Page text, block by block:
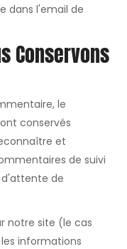
dans l'email de
Conservons
le
conservés
et
de suivi
d'attente de
notre site (le cas
informations